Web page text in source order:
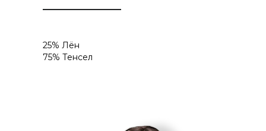
25% Лён
75% Тенсел